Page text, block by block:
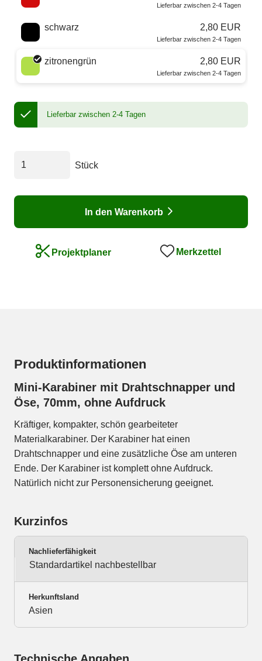
Lieferbar zwischen 2-4 Tagen
schwarz 2,80 EUR
Lieferbar zwischen 2-4 Tagen
zitronengrün 2,80 EUR
Lieferbar zwischen 2-4 Tagen
Lieferbar zwischen 2-4 Tagen
Stück
In den Warenkorb
Projektplaner Merkzettel
Produktinformationen
Mini-Karabiner mit Drahtschnapper und
Öse, 70mm, ohne Aufdruck
Kräftiger, kompakter, schön gearbeiteter
Materialkarabiner. Der Karabiner hat einen
Drahtschnapper und eine zusätzliche Öse am unteren
Ende. Der Karabiner ist komplett ohne Aufdruck.
Natürlich nicht zur Personensicherung geeignet.
Kurzinfos
Nachlieferfähigkeit
Standardartikel nachbestellbar
Herkunftsland
Asien